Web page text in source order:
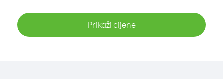
Prikaži cijene